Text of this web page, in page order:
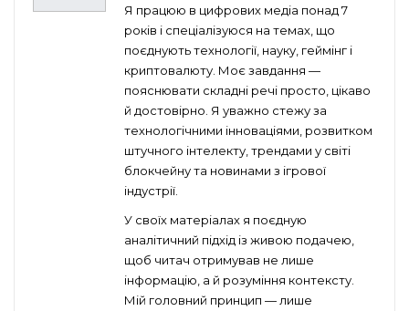
Я працюю в цифрових медіа понад 7
років і спеціалізуюся на темах, що
поєднують технології, науку, геймінг і
криптовалюту. Моє завдання —
пояснювати складні речі просто, цікаво
й достовірно. Я уважно стежу за
технологічними інноваціями, розвитком
штучного інтелекту, трендами у світі
блокчейну та новинами з ігрової
індустрії.
У своїх матеріалах я поєдную
аналітичний підхід із живою подачею,
щоб читач отримував не лише
інформацію, а й розуміння контексту.
Мій головний принцип — лише